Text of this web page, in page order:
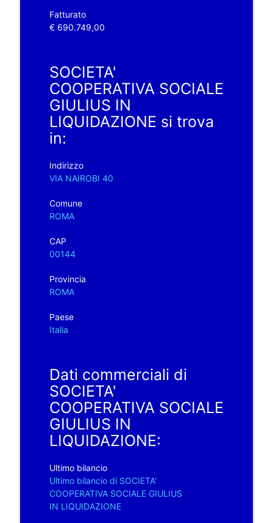
Fatturato
€ 690.749,00
SOCIETA'
COOPERATIVA SOCIALE
GIULIUS IN
LIQUIDAZIONE si trova
in:
Indirizzo
VIA NAIROBI 40
Comune
ROMA
CAP
00144
Provincia
ROMA
Paese
Italia
Dati commerciali di
SOCIETA'
COOPERATIVA SOCIALE
GIULIUS IN
LIQUIDAZIONE:
Ultimo bilancio
Ultimo bilancio di SOCIETA'
COOPERATIVA SOCIALE GIULIUS
IN LIQUIDAZIONE